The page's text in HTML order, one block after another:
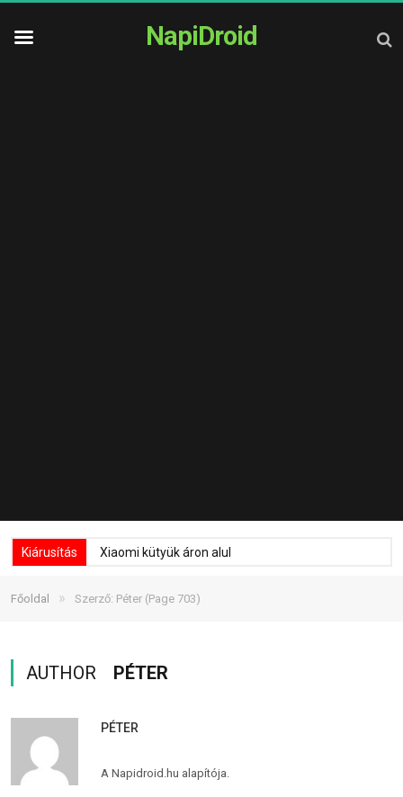
NapiDroid
Kiárusítás Xiaomi kütyük áron alul
Főoldal » Szerző: Péter (Page 703)
AUTHOR PÉTER
PÉTER
A Napidroid.hu alapítója.